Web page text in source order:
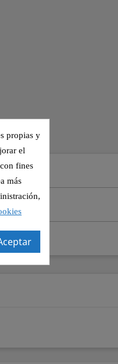
propias y
el
fines
más